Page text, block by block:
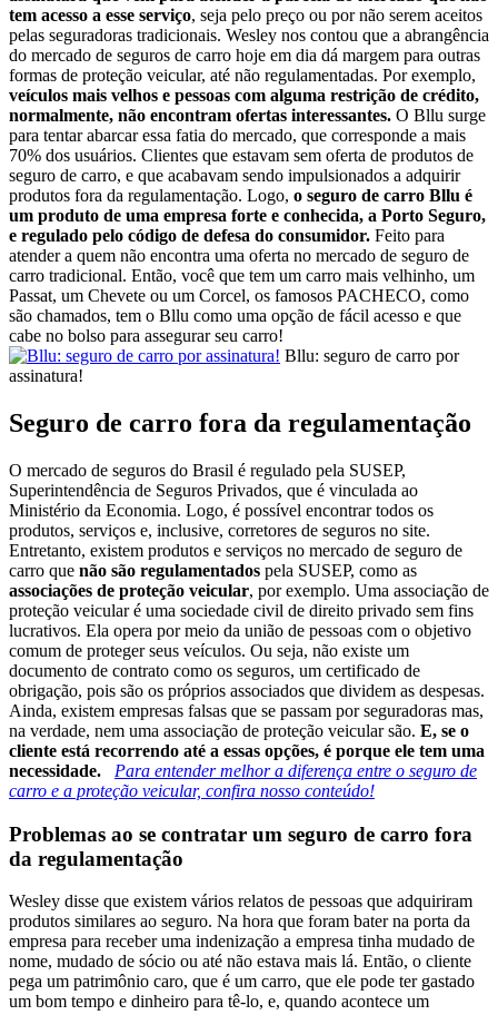
tem acesso a esse serviço, seja pelo preço ou por não serem aceitos
pelas seguradoras tradicionais. Wesley nos contou que a abrangência
do mercado de seguros de carro hoje em dia dá margem para outras
formas de proteção veicular, até não regulamentadas. Por exemplo,
veículos mais velhos e pessoas com alguma restrição de crédito,
normalmente, não encontram ofertas interessantes. O Bllu surge
para tentar abarcar essa fatia do mercado, que corresponde a mais
70% dos usuários. Clientes que estavam sem oferta de produtos de
seguro de carro, e que acabavam sendo impulsionados a adquirir
produtos fora da regulamentação. Logo, o seguro de carro Bllu é
um produto de uma empresa forte e conhecida, a Porto Seguro,
e regulado pelo código de defesa do consumidor. Feito para
atender a quem não encontra uma oferta no mercado de seguro de
carro tradicional. Então, você que tem um carro mais velhinho, um
Passat, um Chevete ou um Corcel, os famosos PACHECO, como
são chamados, tem o Bllu como uma opção de fácil acesso e que
cabe no bolso para assegurar seu carro!
Bllu: seguro de carro por
assinatura!
Seguro de carro fora da regulamentação
O mercado de seguros do Brasil é regulado pela SUSEP,
Superintendência de Seguros Privados, que é vinculada ao
Ministério da Economia. Logo, é possível encontrar todos os
produtos, serviços e, inclusive, corretores de seguros no site.
Entretanto, existem produtos e serviços no mercado de seguro de
carro que não são regulamentados pela SUSEP, como as
associações de proteção veicular, por exemplo. Uma associação de
proteção veicular é uma sociedade civil de direito privado sem fins
lucrativos. Ela opera por meio da união de pessoas com o objetivo
comum de proteger seus veículos. Ou seja, não existe um
documento de contrato como os seguros, um certificado de
obrigação, pois são os próprios associados que dividem as despesas.
Ainda, existem empresas falsas que se passam por seguradoras mas,
na verdade, nem uma associação de proteção veicular são. E, se o
cliente está recorrendo até a essas opções, é porque ele tem uma
necessidade.
Para entender melhor a diferença entre o seguro de
carro e a proteção veicular, confira nosso conteúdo!
Problemas ao se contratar um seguro de carro fora
da regulamentação
Wesley disse que existem vários relatos de pessoas que adquiriram
produtos similares ao seguro. Na hora que foram bater na porta da
empresa para receber uma indenização a empresa tinha mudado de
nome, mudado de sócio ou até não estava mais lá. Então, o cliente
pega um patrimônio caro, que é um carro, que ele pode ter gastado
um bom tempo e dinheiro para tê-lo, e, quando acontece um